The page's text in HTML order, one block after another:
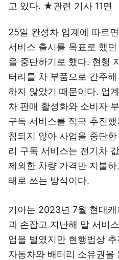
고 있다. ★관련 기사 11면
25일 완성차 업계에 따르
서비스 출시를 목표로 했
을 중단하기로 했다. 현행
터리를 차 부품으로 간주
하지 않았기 때문이다. 업
차 판매 활성화와 소비자
구독 서비스를 적극 추진
침되지 않아 사업을 중단
리 구독 서비스는 전기차
제외한 차량 가격만 지불
태로 쓰는 방식이다.
기아는 2023년 7월 현대캐
과 손잡고 지난해 말 서비
업을 벌였지만 현행법상
자동차와 배터리 소유권을